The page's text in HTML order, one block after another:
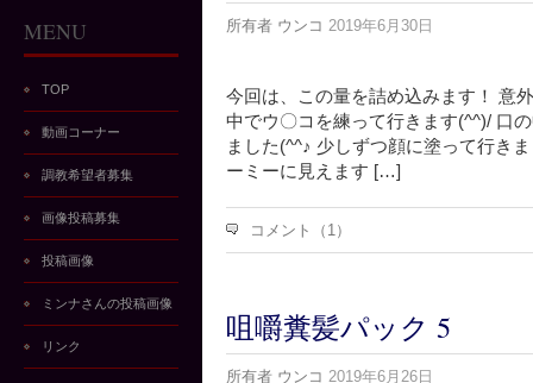
MENU
TOP
動画コーナー
調教希望者募集
画像投稿募集
投稿画像
ミンナさんの投稿画像
リンク
所有者 ウンコ 2019年6月30日
今回は、この量を詰め込みます！ 意
中でウ〇コを練って行きます(^^)/ 口
ました(^^♪ 少しずつ顔に塗って行き
ーミーに見えます […]
コメント（1）
咀嚼糞髪パック 5
所有者 ウンコ 2019年6月26日